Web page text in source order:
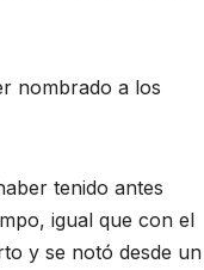
nombrado a los
tenido antes
igual que con el
y se notó desde un